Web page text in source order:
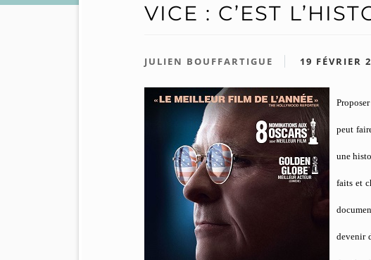
VICE : C’EST
JULIEN BOUFFARTIGUE 19 FÉVRIER
peut
une
faits et
devenir